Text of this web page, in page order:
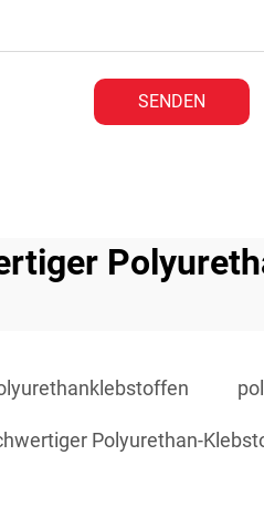
SENDEN
Polyurethan-